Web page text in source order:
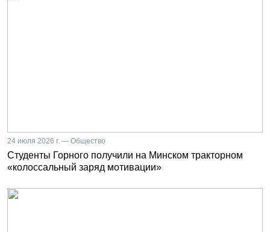
24 июля 2026 г. — Общество
Студенты Горного получили на Минском тракторном
«колоссальный заряд мотивации»